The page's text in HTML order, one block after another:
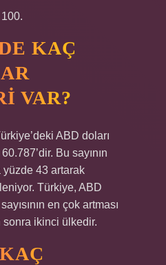
KAÇ
VAR?
ABD doları
Bu sayının
yüzde 43 artarak
Türkiye, ABD
en çok artması
sonra ikinci ülkedir.